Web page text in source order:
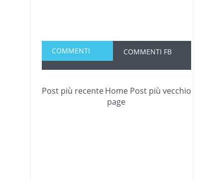
COMMENTI COMMENTI FB
Post più recente Post più vecchio
Home
page